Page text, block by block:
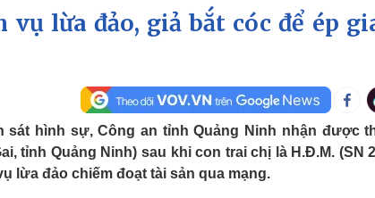
Hồ sơ
E-Magazine
Infographic
Thể thao
Lịch thi đấu bóng đá
Thế giới thể thao
eSports
Ô tô - Xe máy
Xe máy
Tư vấn
vụ lừa đảo, giả bắt cóc để ép
sát hình sự, Công an tỉnh Quảng Ninh nhận được
tỉnh Quảng Ninh) sau khi con trai chị là H.Đ.M. (SN
lừa đảo chiếm đoạt tài sản qua mạng.